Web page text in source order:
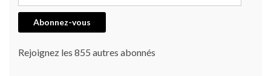
Abonnez-vous
Rejoignez les 855 autres abonnés